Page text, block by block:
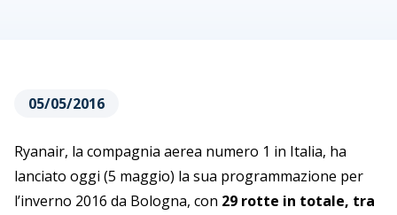
05/05/2016
Ryanair, la compagnia aerea numero 1 in Italia, ha
lanciato oggi (5 maggio) la sua programmazione per
l’inverno 2016 da Bologna, con 29 rotte in totale, tra